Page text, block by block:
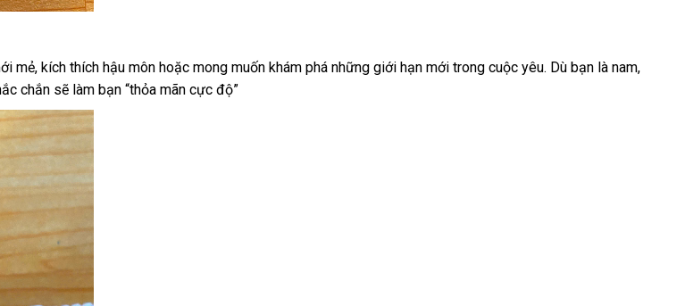
mẻ, kích thích hậu môn hoặc mong muốn khám phá những giới hạn mới trong cuộc yêu. Dù bạn là nam,
chắn sẽ làm bạn “thỏa mãn cực độ”